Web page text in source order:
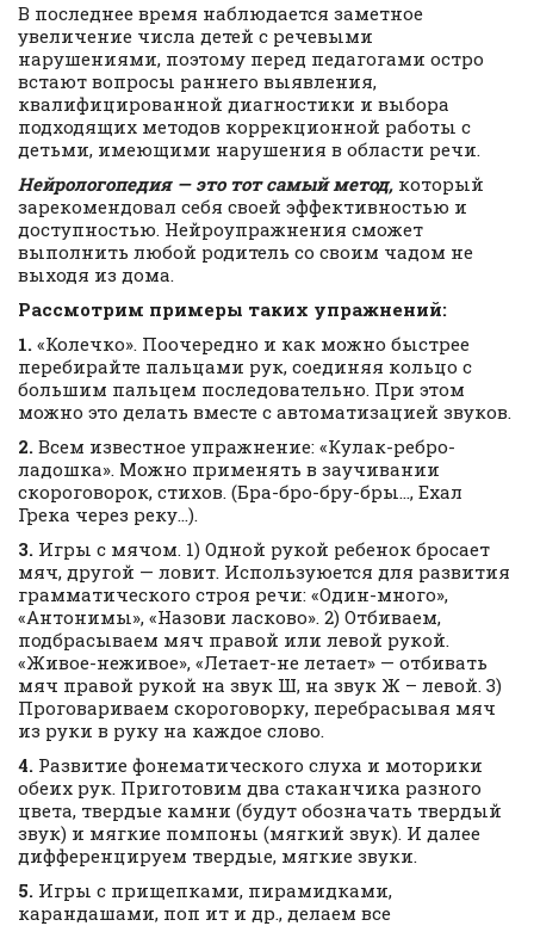
В последнее время наблюдается заметное
увеличение числа детей с речевыми
нарушениями, поэтому перед педагогами остро
встают вопросы раннего выявления,
квалифицированной диагностики и выбора
подходящих методов коррекционной работы с
детьми, имеющими нарушения в области речи.
Нейрологопедия — это тот самый метод, который
зарекомендовал себя своей эффективностью и
доступностью. Нейроупражнения сможет
выполнить любой родитель со своим чадом не
выходя из дома.
Рассмотрим примеры таких упражнений:
1. «Колечко». Поочередно и как можно быстрее
перебирайте пальцами рук, соединяя кольцо с
большим пальцем последовательно. При этом
можно это делать вместе с автоматизацией звуков.
2. Всем известное упражнение: «Кулак-ребро-
ладошка». Можно применять в заучивании
скороговорок, стихов. (Бра-бро-бру-бры…, Ехал
Грека через реку…).
3. Игры с мячом. 1) Одной рукой ребенок бросает
мяч, другой — ловит. Используюется для развития
грамматического строя речи: «Один-много»,
«Антонимы», «Назови ласково». 2) Отбиваем,
подбрасываем мяч правой или левой рукой.
«Живое-неживое», «Летает-не летает» — отбивать
мяч правой рукой на звук Ш, на звук Ж – левой. 3)
Проговариваем скороговорку, перебрасывая мяч
из руки в руку на каждое слово.
4. Развитие фонематического слуха и моторики
обеих рук. Приготовим два стаканчика разного
цвета, твердые камни (будут обозначать твердый
звук) и мягкие помпоны (мягкий звук). И далее
дифференцируем твердые, мягкие звуки.
5. Игры с прищепками, пирамидками,
карандашами, поп ит и др., делаем все